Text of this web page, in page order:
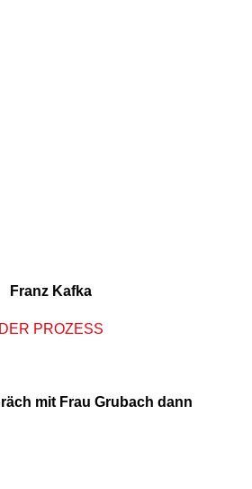
Franz Kafka
DER PROZESS
mit Frau Grubach dann